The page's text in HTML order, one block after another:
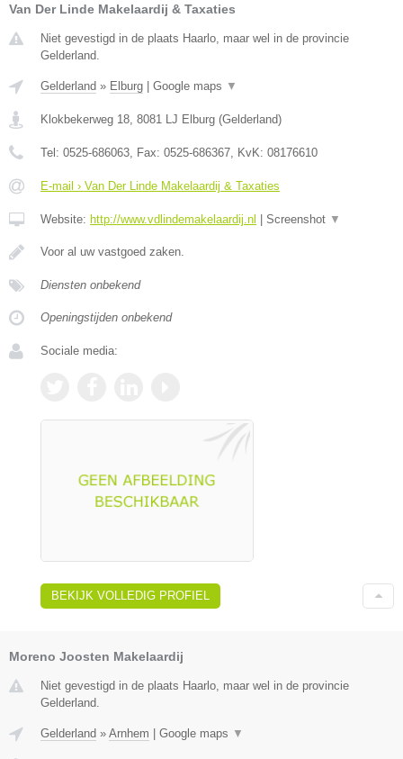
Van Der Linde Makelaardij & Taxaties
Niet gevestigd in de plaats Haarlo, maar wel in de provincie
Gelderland.
Gelderland » Elburg | Google maps ▼
Klokbekerweg 18 8081 LJ Elburg (Gelderland)
Tel: 0525-686063 , Fax: 0525-686367 , KvK: 08176610
E-mail › Van Der Linde Makelaardij & Taxaties
Website: http://www.vdlindemakelaardij.nl | Screenshot ▼
Voor al uw vastgoed zaken.
Diensten onbekend
Openingstijden onbekend
Sociale media:
BEKIJK VOLLEDIG PROFIEL
Moreno Joosten Makelaardij
Niet gevestigd in de plaats Haarlo, maar wel in de provincie
Gelderland.
Gelderland » Arnhem Google maps ▼